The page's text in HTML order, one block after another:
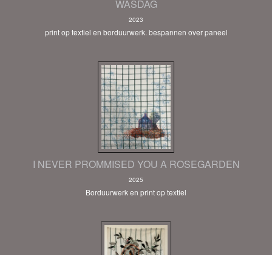
WASDAG
2023
print op textiel en borduurwerk. bespannen over paneel
I NEVER PROMMISED YOU A ROSEGARDEN
2025
Borduurwerk en print op textiel